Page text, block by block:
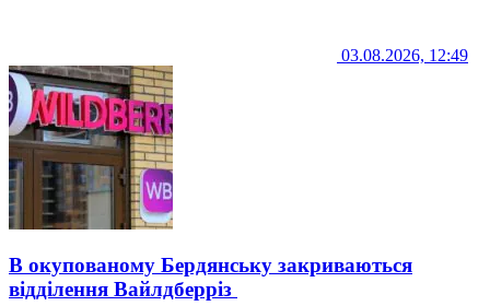
03.08.2026, 12:49
В окупованому Бердянську закриваються
відділення Вайлдберріз